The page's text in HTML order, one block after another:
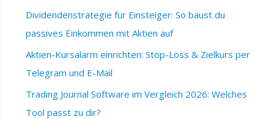
Dividendenstrategie für Einsteiger: So baust du
passives Einkommen mit Aktien auf
Aktien-Kursalarm einrichten: Stop-Loss & Zielkurs per
Telegram und E-Mail
Trading Journal Software im Vergleich 2026: Welches
Tool passt zu dir?